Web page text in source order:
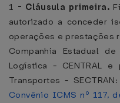
1 - Cláusula primeira.
autorizado a conceder
operações e prestações
Companhia Estadual
Logística - CENTRAL
Transportes -
Convênio ICMS nº 117,